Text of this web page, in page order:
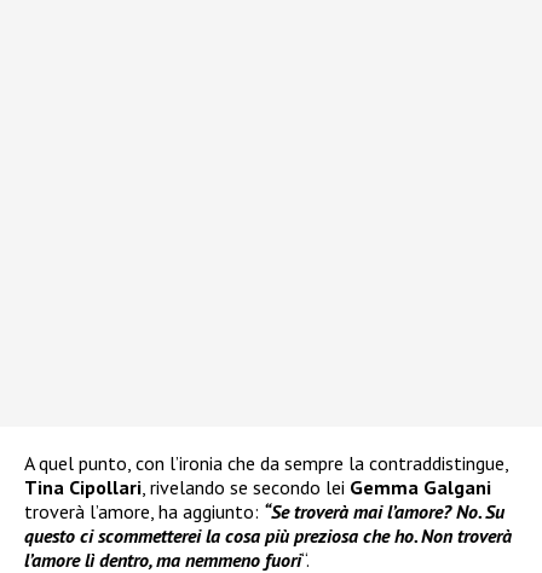
A quel punto, con l’ironia che da sempre la contraddistingue,
Tina Cipollari , rivelando se secondo lei Gemma Galgani
troverà l’amore, ha aggiunto: “Se troverà mai l’amore? No. Su
questo ci scommetterei la cosa più preziosa che ho. Non troverà
l’amore lì dentro, ma nemmeno fuori“.